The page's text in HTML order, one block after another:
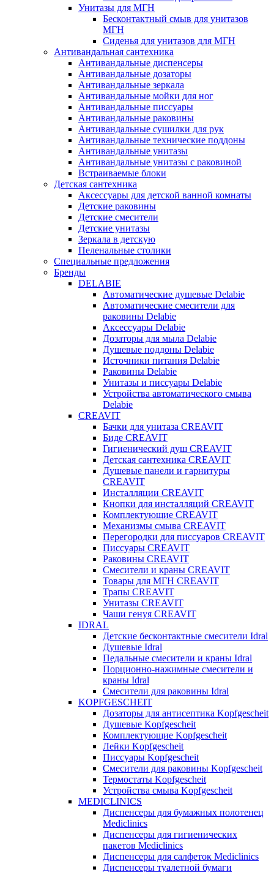
Унитазы для МГН
Бесконтактный смыв для унитазов
МГН
Сиденья для унитазов для МГН
Антивандальная сантехника
Антивандальные диспенсеры
Антивандальные дозаторы
Антивандальные зеркала
Антивандальные мойки для ног
Антивандальные писсуары
Антивандальные раковины
Антивандальные сушилки для рук
Антивандальные технические поддоны
Антивандальные унитазы
Антивандальные унитазы с раковиной
Встраиваемые блоки
Детская сантехника
Аксессуары для детской ванной комнаты
Детские раковины
Детские смесители
Детские унитазы
Зеркала в детскую
Пеленальные столики
Специальные предложения
Бренды
DELABIE
Автоматические душевые Delabie
Автоматические смесители для
раковины Delabie
Аксессуары Delabie
Дозаторы для мыла Delabie
Душевые поддоны Delabie
Источники питания Delabie
Раковины Delabie
Унитазы и писсуары Delabie
Устройства автоматического смыва
Delabie
CREAVIT
Бачки для унитаза CREAVIT
Биде CREAVIT
Гигиенический душ CREAVIT
Детская сантехника CREAVIT
Душевые панели и гарнитуры
CREAVIT
Инсталляции CREAVIT
Кнопки для инсталляций CREAVIT
Комплектующие CREAVIT
Механизмы смыва CREAVIT
Перегородки для писсуаров CREAVIT
Писсуары CREAVIT
Раковины CREAVIT
Смесители и краны CREAVIT
Товары для МГН CREAVIT
Трапы CREAVIT
Унитазы CREAVIT
Чаши генуя CREAVIT
IDRAL
Детские бесконтактные смесители Idral
Душевые Idral
Педальные смесители и краны Idral
Порционно-нажимные смесители и
краны Idral
Смеcители для раковины Idral
KOPFGESCHEIT
Дозаторы для антисептика Kopfgescheit
Душевые Kopfgescheit
Комплектующие Kopfgescheit
Лейки Kopfgescheit
Писсуары Kopfgescheit
Смесители для раковины Kopfgescheit
Термостаты Kopfgescheit
Устройства смыва Kopfgescheit
MEDICLINICS
Диспенсеры для бумажных полотенец
Mediclinics
Диспенсеры для гигиенических
пакетов Mediclinics
Диспенсеры для салфеток Mediclinics
Диспенсеры туалетной бумаги